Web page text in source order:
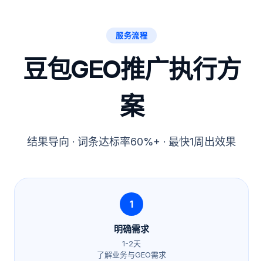
服务流程
豆包GEO推广执行方
案
结果导向 · 词条达标率60%+ · 最快1周出效果
1
明确需求
1-2天
了解业务与GEO需求